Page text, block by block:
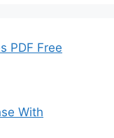
PDF Free
With